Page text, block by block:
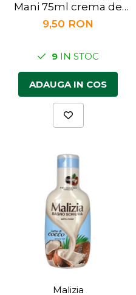
Mani 75ml crema de
maini
9,50 RON
9 IN STOC
ADAUGA IN COS
Malizia